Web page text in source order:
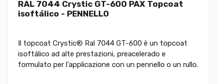
RAL 7044 Crystic GT-600 PAX Topcoat
isoftálico - PENNELLO
Il topcoat Crystic® Ral 7044 GT-600 è un topcoat
isoftálico ad alte prestazioni, preacelerado e
formulato per l'applicazione con un pennello o un rullo.